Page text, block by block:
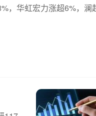
，华虹宏力涨超6%，澜